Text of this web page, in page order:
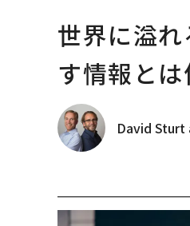
世界に溢
す情報とは
David